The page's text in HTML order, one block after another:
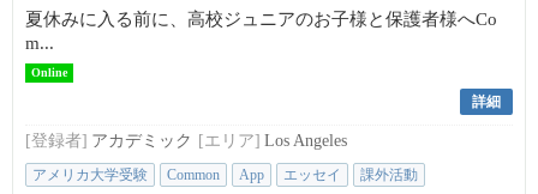
夏休みに入る前に、高校ジュニアのお子様と保護者様へCo
m...
Online
詳細
[登録者] アカデミック [エリア] Los Angeles
アメリカ大学受験 Common App エッセイ 課外活動